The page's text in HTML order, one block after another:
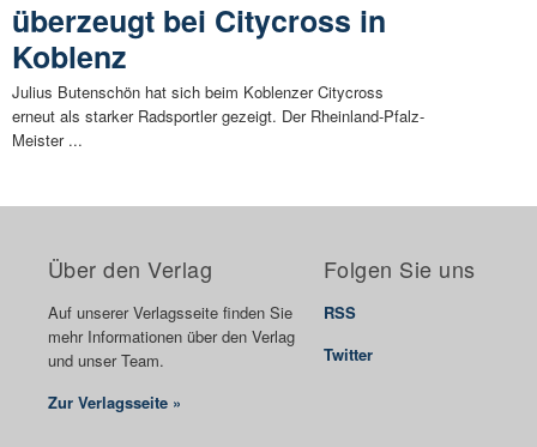
überzeugt bei Citycross in
Koblenz
Julius Butenschön hat sich beim Koblenzer Citycross
erneut als starker Radsportler gezeigt. Der Rheinland-Pfalz-
Meister ...
Über den Verlag
Auf unserer Verlagsseite finden Sie
mehr Informationen über den Verlag
und unser Team.
Zur Verlagsseite »
Folgen Sie uns
RSS
Twitter